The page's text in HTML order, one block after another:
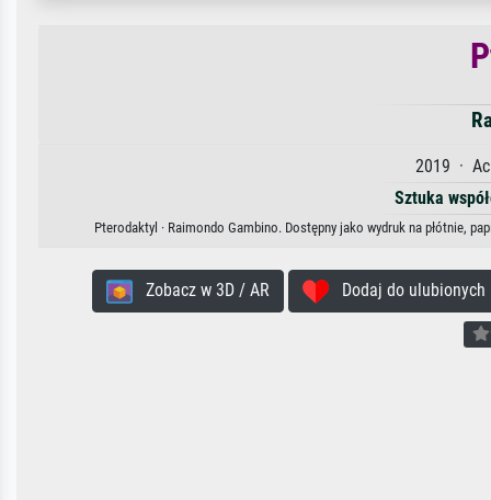
2019 ·
Sztuka
Pterodaktyl · Raimondo Gambino. Dostępny jako wydruk na płótnie,
Zobacz w 3D / AR Dodaj do ulubionych